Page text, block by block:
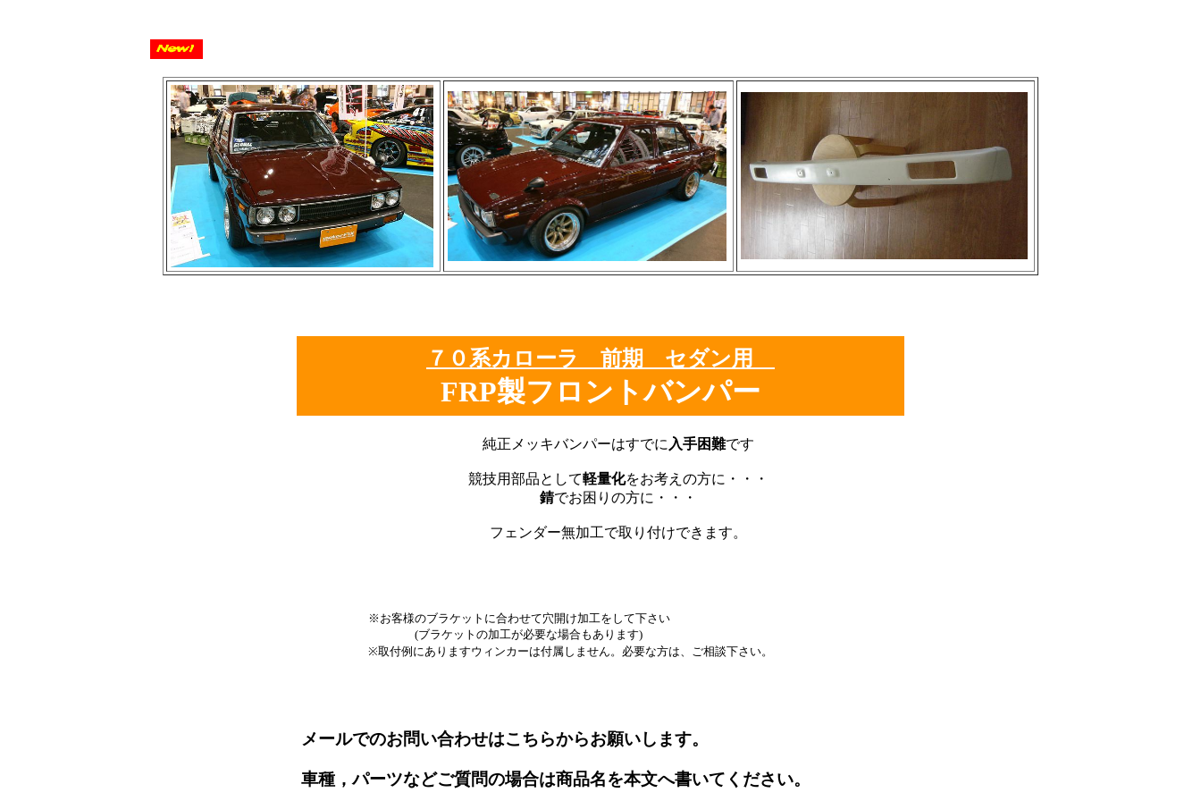
７０系カローラ 前期 セダン用
FRP製フロントバンパー
純正メッキバンパーはすでに 入手困難です
競技用部品として軽量化をお考えの方に・・・
錆でお困りの方に・・・
フェンダー無加工で取り付けできます。
※お客様のブラケットに合わせて穴開け加工をして下さい
(ブラケットの加工が必要な場合もあります)
※取付例にありますウィンカーは付属しません。必要な方は、ご相談下さい。
メールでのお問い合わせはこちらからお願いします。
車種，パーツなどご質問の場合は商品名を本文へ書いてください。